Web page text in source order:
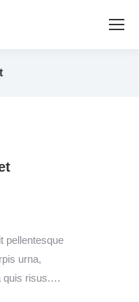
pellentesque
urna,
quis risus.…